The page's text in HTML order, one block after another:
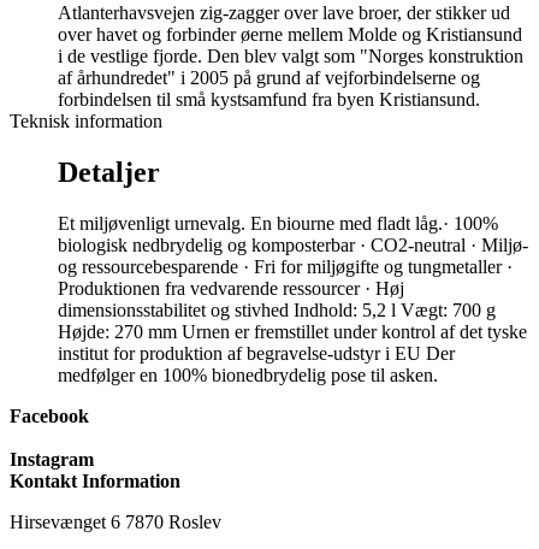
Atlanterhavsvejen zig-zagger over lave broer, der stikker ud
over havet og forbinder øerne mellem Molde og Kristiansund
i de vestlige fjorde. Den blev valgt som "Norges konstruktion
af århundredet" i 2005 på grund af vejforbindelserne og
forbindelsen til små kystsamfund fra byen Kristiansund.
Teknisk information
Detaljer
Et miljøvenligt urnevalg. En biourne med fladt låg. ​ · 100%
biologisk nedbrydelig og komposterbar · CO2-neutral · Miljø-
og ressourcebesparende · Fri for miljøgifte og tungmetaller ·
Produktionen fra vedvarende ressourcer · Høj
dimensionsstabilitet og stivhed Indhold: 5,2 l Vægt: 700 g
Højde: 270 mm Urnen er fremstillet under kontrol af det tyske
institut for produktion af begravelse-udstyr i EU Der
medfølger en 100% bionedbrydelig pose til asken.
Facebook
Instagram
Kontakt Information
Hirsevænget 6 7870 Roslev